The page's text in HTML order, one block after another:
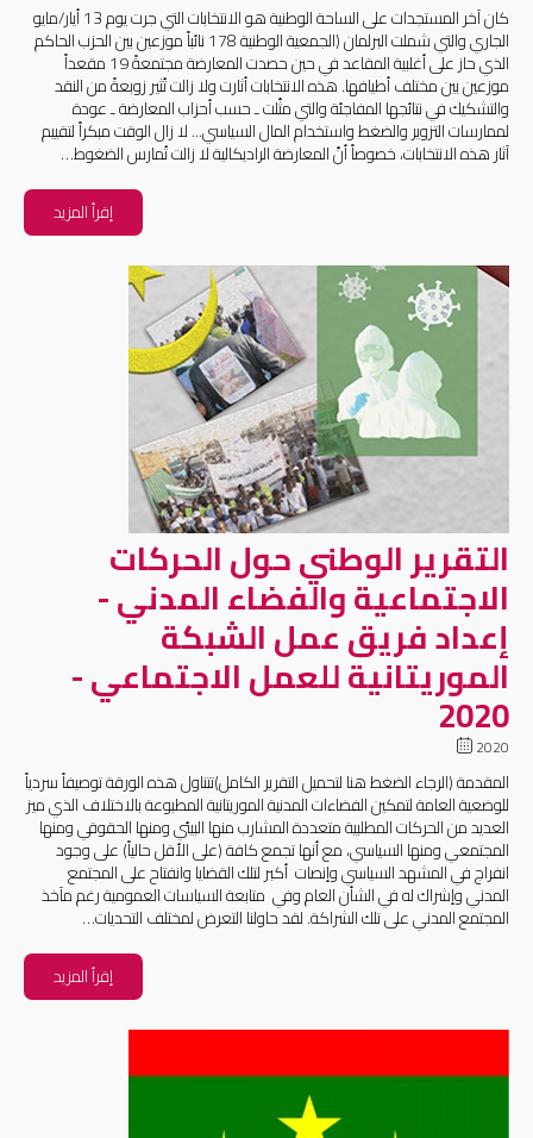
كان آخر المستجدات على الساحة الوطنية هو الانتخابات التي جرت يوم 13 أيار/مايو
الجاري والتي شملت البرلمان (الجمعية الوطنية 178 نائباً موزعين بين الحزب الحاكم
الذي حاز على أغلبية المقاعد في حين حصدت المعارضة مجتمعةً 19 مقعداً
موزعين بين مختلف أطيافها. هذه الانتخابات أثارت ولا زالت تُثير زوبعةً من النقد
والتشكيك في نتائجها المفاجئة والتي مثّلت ـ حسب أحزاب المعارضة ـ عودة
لممارسات التزوير والضغط واستخدام المال السياسي... لا زال الوقت مبكراً لتقييم
آثار هذه الانتخابات، خصوصاً أنّ المعارضة الراديكالية لا زالت تُمارس الضغوط…
إقرأ المزيد
التقرير الوطني حول الحركات
الاجتماعية والفضاء المدني -
إعداد فريق عمل الشبكة
الموريتانية للعمل الاجتماعي -
2020
2020
المقدمة (الرجاء الضغط هنا لتحميل التقرير الكامل)تتناول هذه الورقة توصيفاً سردياً
للوضعية العامة لتمكين الفضاءات المدنية الموريتانية المطبوعة بالاختلاف الذي ميز
العديد من الحركات المطلبية متعددة المشارب منها البيئي ومنها الحقوقي ومنها
المجتمعي ومنها السياسي، مع أنها تجمع كافة (على الأقل حالياً) على وجود
انفراج في المشهد السياسي وإنصات أكبر لتلك القضايا وانفتاح على المجتمع
المدني وإشراك له في الشأن العام وفي متابعة السياسات العمومية رغم مآخذ
المجتمع المدني على تلك الشراكة. لقد حاولنا التعرض لمختلف التحديات…
إقرأ المزيد